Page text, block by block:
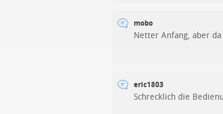
mobo
Netter Anfang, aber
eric1803
Schrecklich die